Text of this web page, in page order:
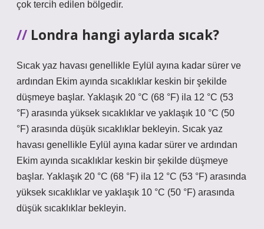
çok tercih edilen bölgedir.
Londra hangi aylarda sıcak?
Sıcak yaz havası genellikle Eylül ayına kadar sürer ve
ardından Ekim ayında sıcaklıklar keskin bir şekilde
düşmeye başlar. Yaklaşık 20 °C (68 °F) ila 12 °C (53
°F) arasında yüksek sıcaklıklar ve yaklaşık 10 °C (50
°F) arasında düşük sıcaklıklar bekleyin. Sıcak yaz
havası genellikle Eylül ayına kadar sürer ve ardından
Ekim ayında sıcaklıklar keskin bir şekilde düşmeye
başlar. Yaklaşık 20 °C (68 °F) ila 12 °C (53 °F) arasında
yüksek sıcaklıklar ve yaklaşık 10 °C (50 °F) arasında
düşük sıcaklıklar bekleyin.